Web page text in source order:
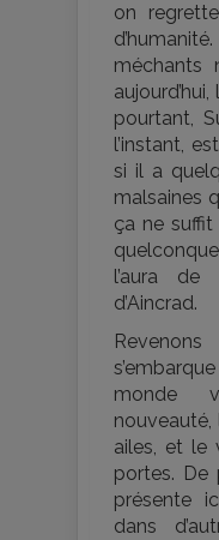
on
méchants
pourtant,
l’instant,
si il a
malsaines
ça ne
l’aura de
d’Aincrad.
monde
ailes, et le
portes. De
présente
dans